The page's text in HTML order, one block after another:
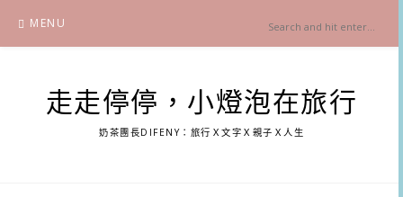
content
MENU
走走停停，小燈泡在旅行
奶茶團長DIFENY：旅行Ｘ文字Ｘ親子Ｘ人生